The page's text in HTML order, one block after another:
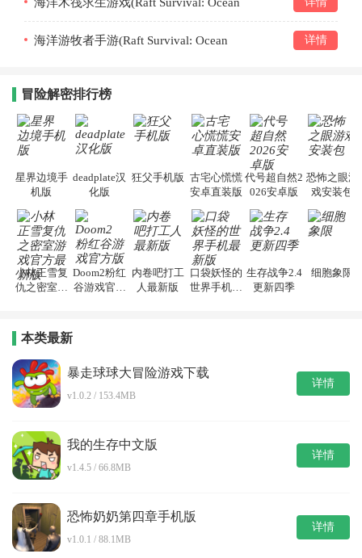
Nomad)v2.0.2
海洋游牧者手游(Raft Survival: Ocean
详情
冒险解密排行榜
星界边境手
机版
deadplate汉
化版
狂父手机版 古宅心慌慌
安卓直装版
代号超自然2
026安卓版
恐怖之眼游
戏安装包
小林正雪复
仇之密室游
Doom2粉红
谷游戏官方
内卷吧打工
人最新版
口袋妖怪的
世界手机最
生存战争2.4
更新四季
细胞象限
本类最新
暴走球球大冒险游戏下载
v1.0.2 / 153.4MB
详情
我的生存中文版
v1.4.5 / 66.8MB
详情
恐怖奶奶第四章手机版
v1.0.1 / 88.1MB
详情